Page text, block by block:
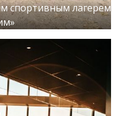
спортивным лагерем